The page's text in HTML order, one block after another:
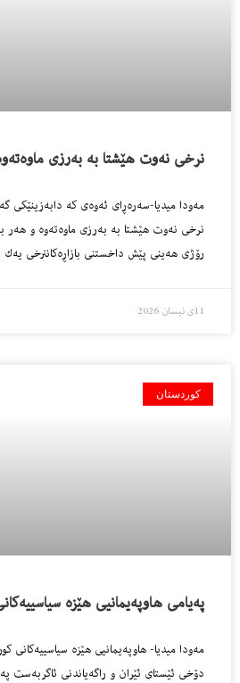
نرخی نەوت هێشتا بە بەرزی
مەودا میدیا-سەرەڕای ئەوەی كە دابەزینێكی
رۆژی هەینی پێش داخستنی بازاڕەكاننرخی یەك
11ی نیسان 2026
کوردستان
پەیامی هاوپەیمانیی هێزە
مەودا میدیا- هاوپەیمانیی هێزە سیاسییەکانی
دۆخی ئێستای ئێران و راگەیاندنی ئاگربەست